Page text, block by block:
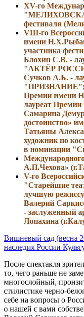
ХV-го
фестиваля
VIII-го
имени
участника
Блохин С.В. -
"АКТЁР
Сучков А.Б. -
"ПРИЗНАНИЕ";
Премии имени
лауреат
Самарина
достоинство»
Татьяны
художник по
в номинации
А.П.Чехова»
V-го
"Старейшие
лучшую
Валерий
- заслуженный
Лопахина
Вишневый сад (весна
наследия России
После спектакля
то, чего раньше не
многослойный,
стилистике черно-
себе на вопросы о
о нашей с вами